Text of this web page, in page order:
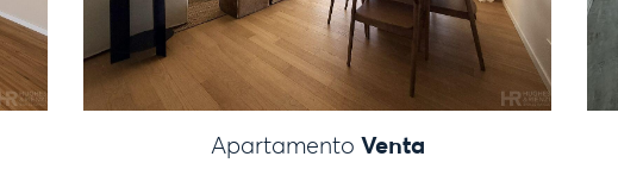
Apartamento Venta